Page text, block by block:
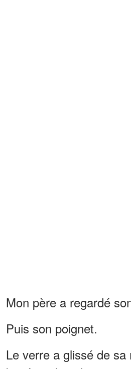
Mon père a regardé
Puis son poignet.
Le verre a glissé de